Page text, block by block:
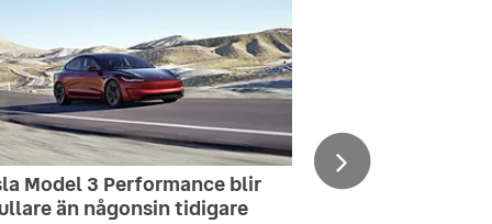
Model 3 Performance blir
än någonsin tidigare